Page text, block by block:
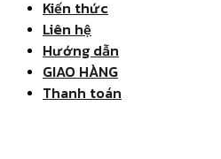
Kiến thức
Liên hệ
Hướng dẫn
GIAO HÀNG
Thanh toán